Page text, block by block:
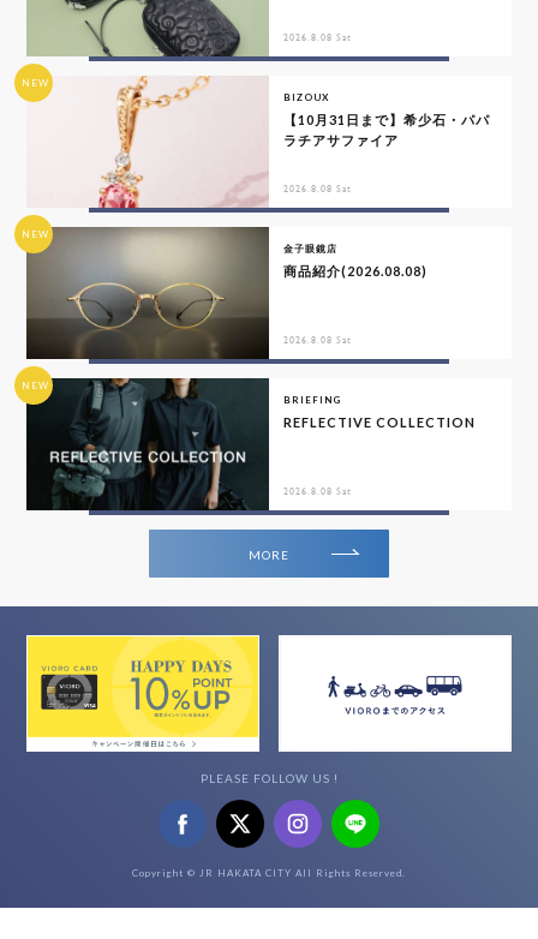
2026.8.08 Sat
NEW
BIZOUX
【10月31日まで】希少石・パパ
ラチアサファイア
2026.8.08 Sat
NEW
金子眼鏡店
商品紹介(2026.08.08)
2026.8.08 Sat
NEW
BRIEFING
REFLECTIVE COLLECTION
2026.8.08 Sat
MORE
PLEASE FOLLOW US !
Copyright © JR HAKATA CITY All Rights Reserved.